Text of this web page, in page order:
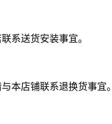
系送货安装事宜。
本店铺联系退换货事宜。